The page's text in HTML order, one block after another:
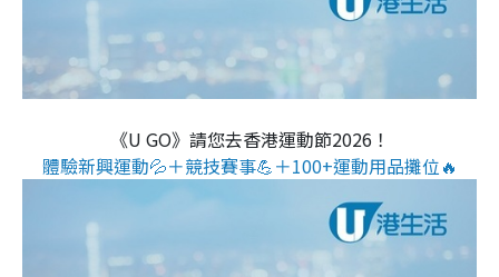
《U GO》請您去香港運動節2026！
體驗新興運動💦＋競技賽事💪＋100+運動用品攤位🔥